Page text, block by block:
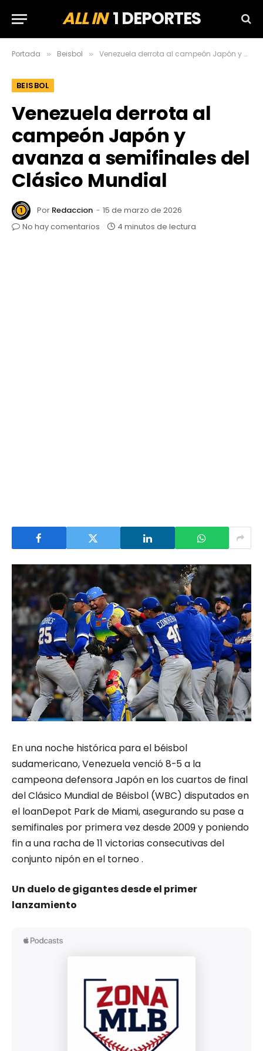
ALL IN1 DEPORTES
Portada » Beisbol » Venezuela derrota al campeón Japón y avanza a semifinales del Clásico Mundial
BEISBOL
Venezuela derrota al
campeón Japón y
avanza a semifinales del
Clásico Mundial
Por Redaccion
15 de marzo de 2026
No hay comentarios
4 minutos de lectura
En una noche histórica para el béisbol
sudamericano, Venezuela venció 8-5 a la
campeona defensora Japón en los cuartos de final
del Clásico Mundial de Béisbol (WBC) disputados en
el loanDepot Park de Miami, asegurando su pase a
semifinales por primera vez desde 2009 y poniendo
fin a una racha de 11 victorias consecutivas del
conjunto nipón en el torneo .
Un duelo de gigantes desde el primer
lanzamiento